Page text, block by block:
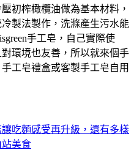
初榨橄欖油做為基本材料，
製法製作，洗滌產生污水能
手工皂，自己實際使
環境也友善，所以就來個手
工皂禮盒或客製手工皂自用
吃麵感受再升級，還有多樣
美食